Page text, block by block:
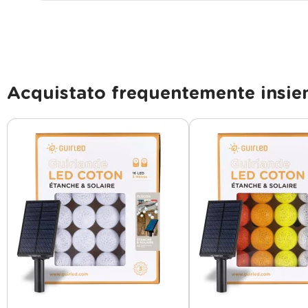
Acquistato frequentemente